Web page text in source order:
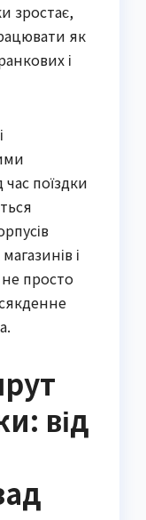
зростає,
як
і
поїздки
і
просто
від